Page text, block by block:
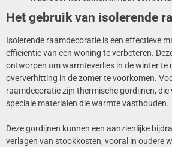
Het gebruik van isolerende
Isolerende raamdecoratie is een effectieve
efficiëntie van een woning te verbeteren.
ontworpen om warmteverlies in de winter te
oververhitting in de zomer te voorkomen.
raamdecoratie zijn thermische gordijnen,
speciale materialen die warmte vasthouden.
Deze gordijnen kunnen een aanzienlijke
verlagen van stookkosten, vooral in oudere